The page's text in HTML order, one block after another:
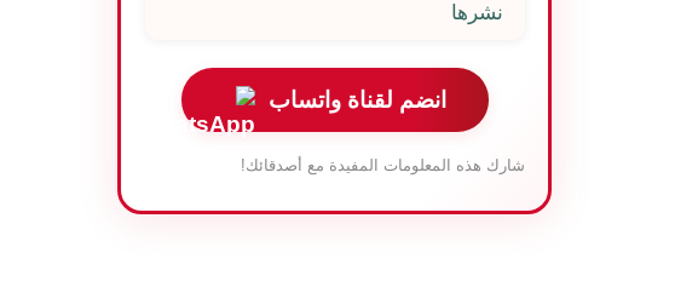
نشرها
انضم لقناة واتساب
شارك هذه المعلومات المفيدة مع أصدقائك!